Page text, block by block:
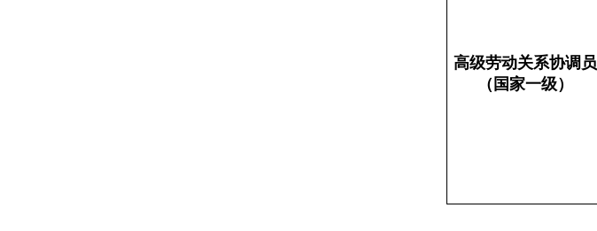
高级劳动关系协调员
（国家一级）